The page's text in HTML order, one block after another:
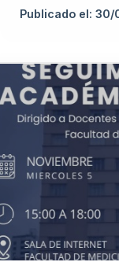
Publicado el: 30/